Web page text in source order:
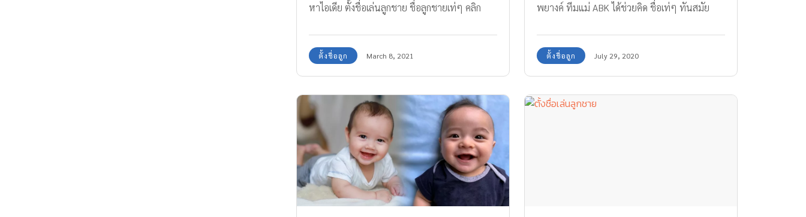
หาไอเดีย ตั้งชื่อเล่นลูกชาย ชื่อลูกชายเท่ๆ คลิก
ตั้งชื่อลูก March 8, 2021
พยางค์ ทีมแม่ ABK ได้ช่วยคิด ชื่อเท่ๆ ทันสมัย
ตั้งชื่อลูก July 29, 2020